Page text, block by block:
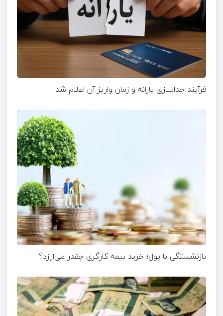
فرآیند جداسازی یارانه و زمان واریز آن اعلام شد
بازنشستگی با پول؛ خرید بیمه کارگری چقدر می‌ارزد؟